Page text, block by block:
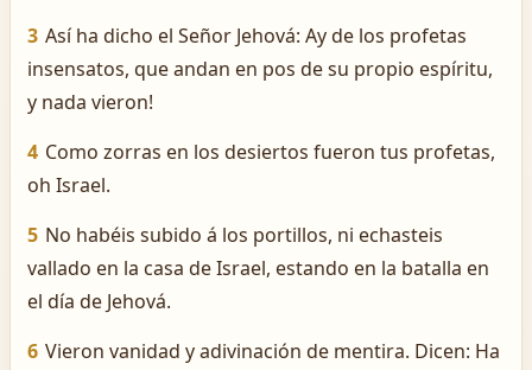
3 Así ha dicho el Señor Jehová: ­Ay de los profetas
insensatos, que andan en pos de su propio espíritu,
y nada vieron!
4 Como zorras en los desiertos fueron tus profetas,
oh Israel.
5 No habéis subido á los portillos, ni echasteis
vallado en la casa de Israel, estando en la batalla en
el día de Jehová.
6 Vieron vanidad y adivinación de mentira. Dicen: Ha